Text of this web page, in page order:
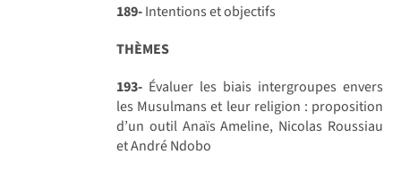
189-Intentions et objectifs
THÈMES
193- Évaluer les biais intergroupes envers
les Musulmans et leur religion : proposition
d’un outil Anaïs Ameline, Nicolas Roussiau
et André Ndobo